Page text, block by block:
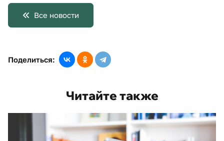
Все новости
Поделиться:
Читайте также